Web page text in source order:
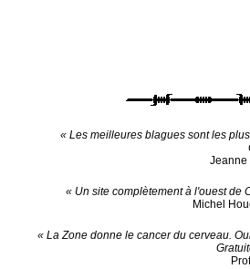
« Les meilleures blagues sont les
Jeanne
« Un site complètement à l'ouest de
Michel
« La Zone donne le cancer du cerveau.